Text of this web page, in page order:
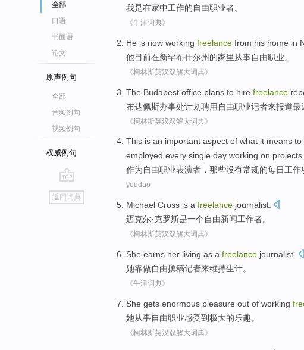
全部
口语
书面语
论文
原声例句
全部
音频例句
视频例句
权威例句
go
top
返回词典
我是在家中工作的自由职业者。
《牛津词典》
He is now working freelance from his home in
他目前在新罕布什尔州 的家里 从事自由职业。
《柯林斯英汉双解大词典》
The Budapest office plans to hire freelance
布达佩斯办事处计划聘用自由职业记者来报道最
《柯林斯英汉双解大词典》
This is an important aspect of what it means to
employed every single day working on projects.
作为自由职业表演者 ， 那些没有常规的每日工作
youdao
Michael Cross is a freelance journalist
迈克尔·克罗斯是一个自由新闻工作者。
《柯林斯英汉双解大词典》
She earns her living as a freelance journalist
她靠做自由撰稿记者来维持生计。
《牛津词典》
She gets enormous pleasure out of working
她从事自由职业感受到极大的乐趣。
《柯林斯英汉双解大词典》